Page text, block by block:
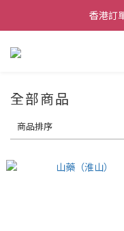
香港訂
香港訂
香港
全部商品
商品排序